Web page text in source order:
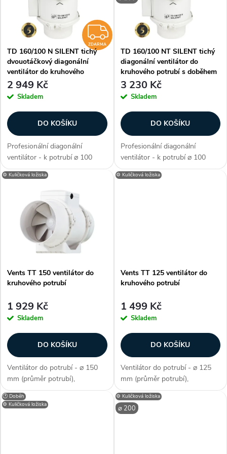
í
p
r
o
d
u
s
p
r
o
d
u
ů
ZDARMA
ZDARMA
TD 160/100 N SILENT tichý
dvouotáčkový diagonální
ventilátor do kruhového
potrubí
2 949 Kč
Skladem
DO KOŠÍKU
Profesionální diagonální
ventilátor - k potrubí ⌀ 100
mm, až 2400 ot./min, průtok až
180 m³/h, příkon max. 29 W,
proud max. 0,17 A, tichý (max.
24 db/A), materiál pláště plast,...
TD 160/100 NT SILENT tichý
diagonální ventilátor do
kruhového potrubí s doběhem
3 230 Kč
Skladem
DO KOŠÍKU
Profesionální diagonální
ventilátor - k potrubí ⌀ 100
mm, 2400 ot./min, průtok 180
m³/h, příkon 29 W, proud 0,17
⚙️ Kuličková ložiska
Vents TT 150 ventilátor do
kruhového potrubí
1 929 Kč
Skladem
DO KOŠÍKU
Ventilátor do potrubí - ⌀ 150
mm (průměr potrubí),
diagonální konstrukce, výkonné
provedení, dvouotáčkový,
⚙️ Kuličková ložiska
Vents TT 125 ventilátor do
kruhového potrubí
1 499 Kč
Skladem
DO KOŠÍKU
Ventilátor do potrubí - ⌀ 125
mm (průměr potrubí),
diagonální konstrukce, výkonné
provedení, dvouotáčkový,
kuličková ložiska, průtok
🕐 Doběh
⚙️ Kuličková ložiska
⚙️ Kuličková ložiska
⌀ 200